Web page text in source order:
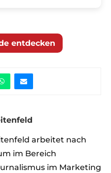
entdecken
arbeitet nach
im Bereich
im Marketing